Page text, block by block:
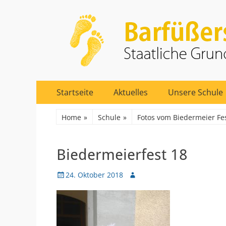
Barfüßerschule
Staatliche Grundschule 17
Primäres
Menü
Inhalt
Startseite Aktuelles Unsere Schule
Home » Schule » Fotos vom Biedermeier
Biedermeierfest 18
Veröffentlicht
24. Oktober 2018 Autor